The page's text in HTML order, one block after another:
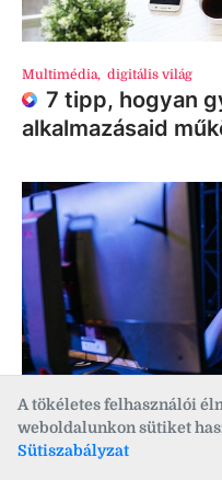
A tökéletes felhasználói
weboldalunkon sütiket
Sütiszabályzat
Multimédia, digitális világ
7 tipp, hogyan
alkalmazásaid
Multimédia, számítástechnika
Samsung